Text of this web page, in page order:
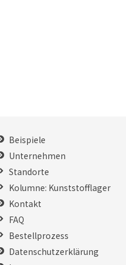
Beispiele
Unternehmen
Standorte
Kolumne: Kunststofflager
Kontakt
FAQ
Bestellprozess
Datenschutzerklärung